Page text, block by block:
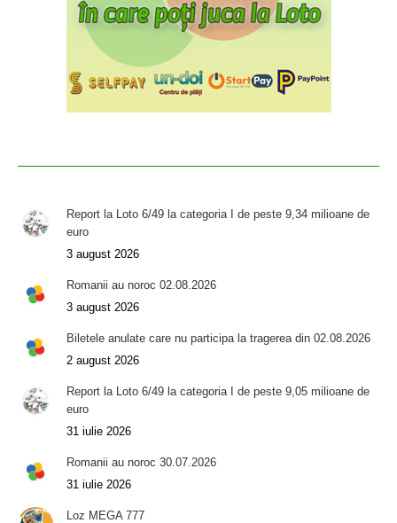
Report la Loto 6/49 la categoria I de peste 9,34 milioane de
euro
3 august 2026
Romanii au noroc 02.08.2026
3 august 2026
Biletele anulate care nu participa la tragerea din 02.08.2026
2 august 2026
Report la Loto 6/49 la categoria I de peste 9,05 milioane de
euro
31 iulie 2026
Romanii au noroc 30.07.2026
31 iulie 2026
Loz MEGA 777